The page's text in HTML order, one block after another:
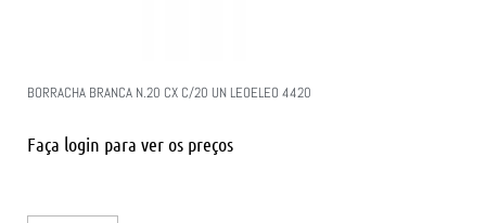
BORRACHA BRANCA N.20 CX C/20 UN LEOELEO 4420
Faça login para ver os preços